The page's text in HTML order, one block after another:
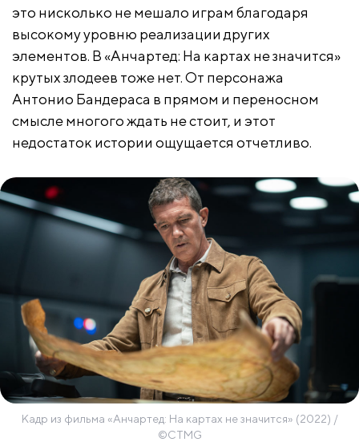
это нисколько не мешало играм благодаря
высокому уровню реализации других
элементов. В «Анчартед: На картах не значится»
крутых злодеев тоже нет. От персонажа
Антонио Бандераса в прямом и переносном
смысле многого ждать не стоит, и этот
недостаток истории ощущается отчетливо.
Кадр из фильма «Анчартед: На картах не значится» (2022) /
©CTMG